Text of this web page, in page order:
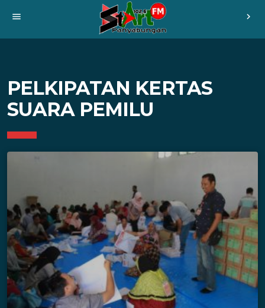
menu chevron_right
PELKIPATAN KERTAS
SUARA PEMILU